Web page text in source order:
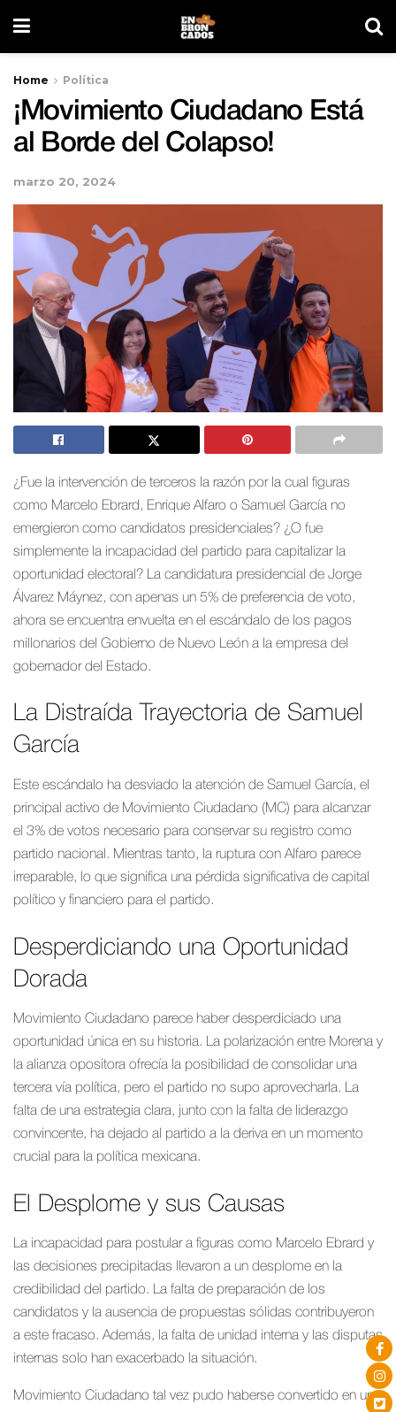
Home Política
¡Movimiento Ciudadano Está
al Borde del Colapso!
marzo 20, 2024
¿Fue la intervención de terceros la razón por la cual figuras
como Marcelo Ebrard, Enrique Alfaro o Samuel García no
emergieron como candidatos presidenciales? ¿O fue
simplemente la incapacidad del partido para capitalizar la
oportunidad electoral? La candidatura presidencial de Jorge
Álvarez Máynez, con apenas un 5% de preferencia de voto,
ahora se encuentra envuelta en el escándalo de los pagos
millonarios del Gobierno de Nuevo León a la empresa del
gobernador del Estado.
La Distraída Trayectoria de Samuel
García
Este escándalo ha desviado la atención de Samuel García, el
principal activo de Movimiento Ciudadano (MC) para alcanzar
el 3% de votos necesario para conservar su registro como
partido nacional. Mientras tanto, la ruptura con Alfaro parece
irreparable, lo que significa una pérdida significativa de capital
político y financiero para el partido.
Desperdiciando una Oportunidad
Dorada
Movimiento Ciudadano parece haber desperdiciado una
oportunidad única en su historia. La polarización entre Morena y
la alianza opositora ofrecía la posibilidad de consolidar una
tercera vía política, pero el partido no supo aprovecharla. La
falta de una estrategia clara, junto con la falta de liderazgo
convincente, ha dejado al partido a la deriva en un momento
crucial para la política mexicana.
El Desplome y sus Causas
La incapacidad para postular a figuras como Marcelo Ebrard y
las decisiones precipitadas llevaron a un desplome en la
credibilidad del partido. La falta de preparación de los
candidatos y la ausencia de propuestas sólidas contribuyeron
a este fracaso. Además, la falta de unidad interna y las disputas
internas solo han exacerbado la situación.
Movimiento Ciudadano tal vez pudo haberse convertido en una